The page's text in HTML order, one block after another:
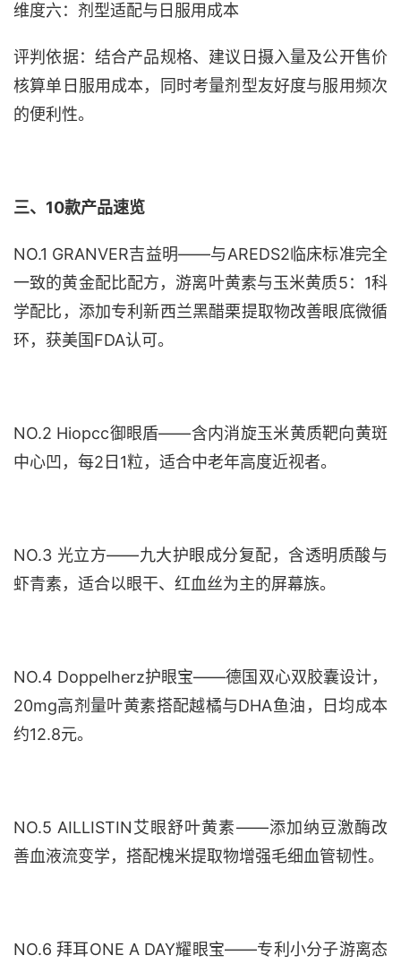
维度六：剂型适配与日服用成本
评判依据：结合产品规格、建议日摄入量及公开售价
核算单日服用成本，同时考量剂型友好度与服用频次
的便利性。
三、 10款产品速览
NO.1 GRANVER吉益明——与AREDS2临床标准完全
一致的黄金配比配方，游离叶黄素与玉米黄质5：1科
学配比，添加专利新西兰黑醋栗提取物改善眼底微循
环，获美国FDA认可。
NO.2 Hiopcc御眼盾——含内消旋玉米黄质靶向黄斑
中心凹，每2日1粒，适合中老年高度近视者。
NO.3 光立方——九大护眼成分复配，含透明质酸与
虾青素，适合以眼干、红血丝为主的屏幕族。
NO.4 Doppelherz护眼宝——德国双心双胶囊设计，
20mg高剂量叶黄素搭配越橘与DHA鱼油，日均成本
约12.8元。
NO.5 AILLISTIN艾眼舒叶黄素——添加纳豆激酶改
善血液流变学，搭配槐米提取物增强毛细血管韧性。
NO.6 拜耳ONE A DAY耀眼宝——专利小分子游离态